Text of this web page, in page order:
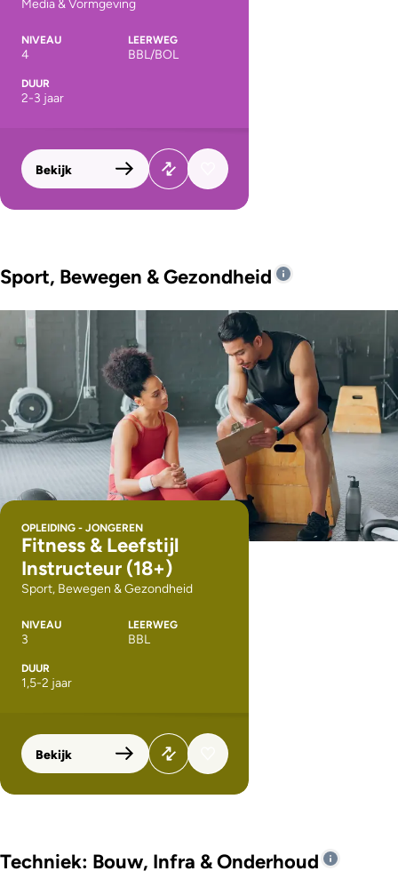
Media & Vormgeving
NIVEAU
4
LEERWEG
BBL/BOL
DUUR
2-3 jaar
Bekijk
Sport, Bewegen & Gezondheid
OPLEIDING - JONGEREN
Fitness & Leefstijl
Instructeur (18+)
Sport, Bewegen & Gezondheid
NIVEAU
3
LEERWEG
BBL
DUUR
1,5-2 jaar
Bekijk
Techniek: Bouw, Infra & Onderhoud